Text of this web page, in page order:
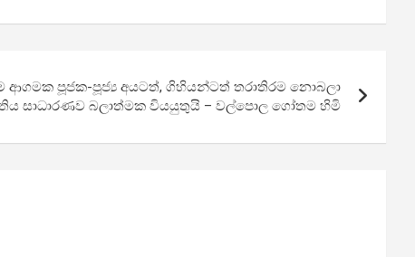
ආගමක පූජක-පූජ්‍ය අයටත්, ගිහියන්ටත් තරාතිරම නොබලා
සාධාරණව බලාත්මක වියයුතුයි – වල්පොල ගෝතම හිමි